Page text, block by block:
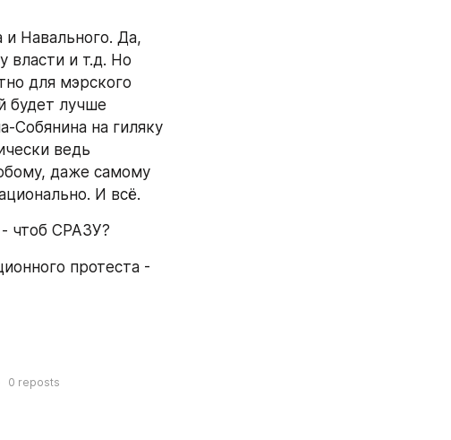
Навального. Да,
власти и т.д. Но
для мэрского
будет лучше
Собянина на гиляку
ведь
даже самому
И всё.
чтоб СРАЗУ?
протеста -
0 reposts